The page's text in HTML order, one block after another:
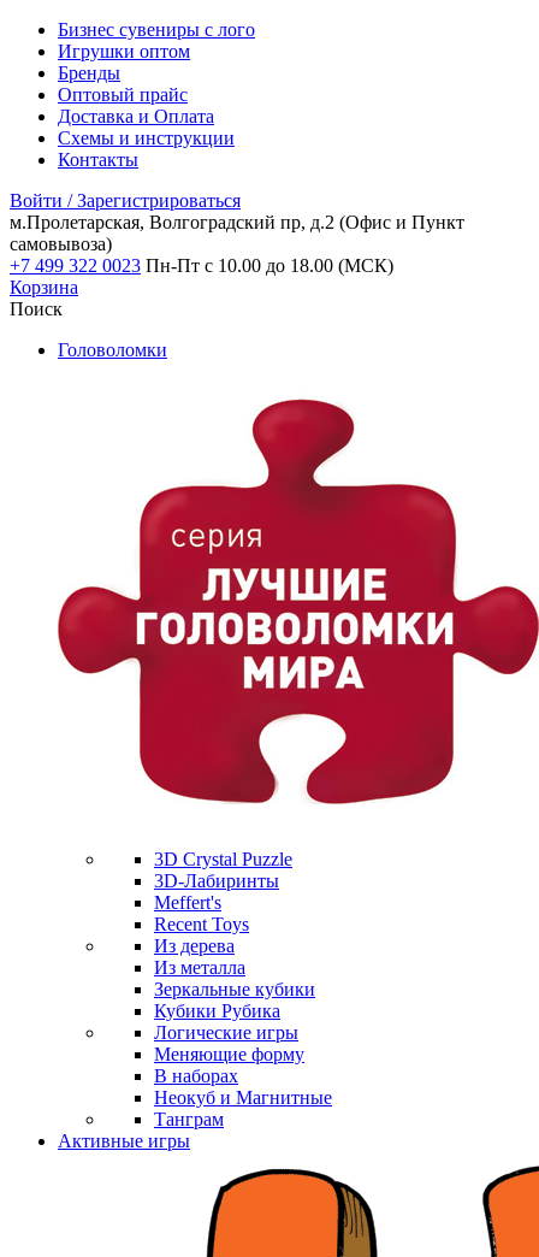
Бизнес сувениры с лого
Игрушки оптом
Бренды
Оптовый прайс
Доставка и Оплата
Схемы и инструкции
Контакты
Войти / Зарегистрироваться
м.Пролетарская, Волгоградский пр, д.2 (Офис и Пункт
самовывоза)
+7 499 322 0023 Пн-Пт с 10.00 до 18.00 (МСК)
Корзина
Поиск
Головоломки
3D Crystal Puzzle
3D-Лабиринты
Meffert's
Recent Toys
Из дерева
Из металла
Зеркальные кубики
Кубики Рубика
Логические игры
Меняющие форму
В наборах
Неокуб и Магнитные
Танграм
Активные игры